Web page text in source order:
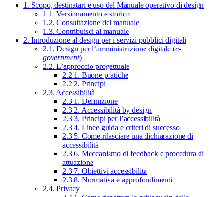
1. Scopo, destinatari e uso del Manuale operativo di design
1.1. Versionamento e storico
1.2. Consultazione del manuale
1.3. Contribuisci al manuale
2. Introduzione al design per i servizi pubblici digitali
2.1. Design per l’amministrazione digitale (e-
government)
2.2. L’approccio progettuale
2.2.1. Buone pratiche
2.2.2. Principi
2.3. Accessibilità
2.3.1. Definizione
2.3.2. Accessibilità by design
2.3.3. Principi per l’accessibilità
2.3.4. Linee guida e criteri di successo
2.3.5. Come rilasciare una dichiarazione di
accessibilità
2.3.6. Meccanismo di feedback e procedura di
attuazione
2.3.7. Obiettivi accessibilità
2.3.8. Normativa e approfondimenti
2.4. Privacy